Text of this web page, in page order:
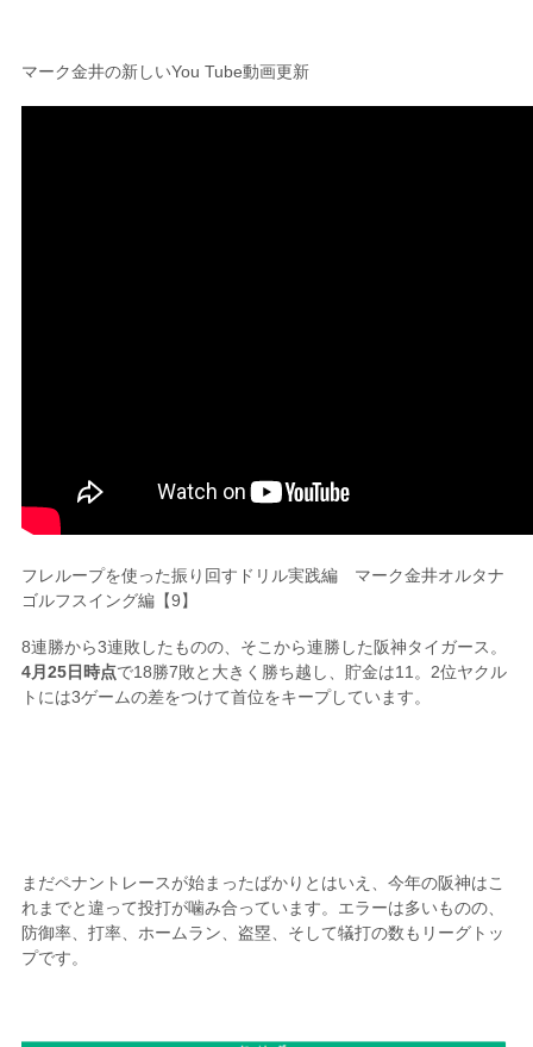
マーク金井の新しいYou Tube動画更新
フレループを使った振り回すドリル実践編 マーク金井オルタナ
ゴルフスイング編【9】
8連勝から3連敗したものの、そこから連勝した阪神タイガース。
4月25日時点で18勝7敗と大きく勝ち越し、貯金は11。2位ヤクル
トには3ゲームの差をつけて首位をキープしています。
まだペナントレースが始まったばかりとはいえ、今年の阪神はこ
れまでと違って投打が噛み合っています。エラーは多いものの、
防御率、打率、ホームラン、盗塁、そして犠打の数もリーグトッ
プです。